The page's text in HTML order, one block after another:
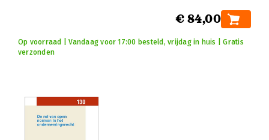
€ 84,00
Op voorraad | Vandaag voor 17:00 besteld, vrijdag in huis | Gratis
verzonden